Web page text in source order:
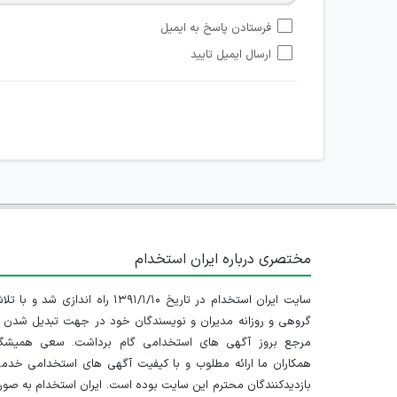
هرگونه تحریک، تحقیر و کنایه به سایر افراد (مسئول و
امکان هماهنگی برای هرگونه ملاقات حضوری چه به
فرستادن پاسخ به ایمیل
ارسال ایمیل تایید
مختصری درباره ایران استخدام
سایت ایران استخدام در تاریخ ۱۳۹۱/۱/۱۰ راه اندازی شد و
گروهی و روزانه مدیران و نویسندگان خود در جهت تبدیل شدن
مرجع بروز آگهی های استخدامی گام برداشت. سعی
همکاران ما ارائه مطلوب و با کیفیت آگهی های استخدامی
بازدیدکنندگان محترم این سایت بوده است. ایران استخدام به